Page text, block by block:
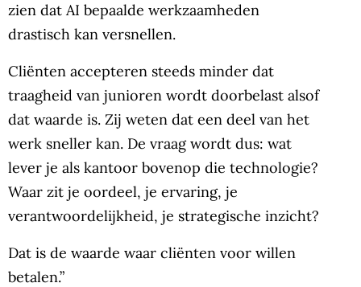
zien dat AI bepaalde werkzaamheden
drastisch kan versnellen.
Cliënten accepteren steeds minder dat
traagheid van junioren wordt doorbelast alsof
dat waarde is. Zij weten dat een deel van het
werk sneller kan. De vraag wordt dus: wat
lever je als kantoor bovenop die technologie?
Waar zit je oordeel, je ervaring, je
verantwoordelijkheid, je strategische inzicht?
Dat is de waarde waar cliënten voor willen
betalen.”